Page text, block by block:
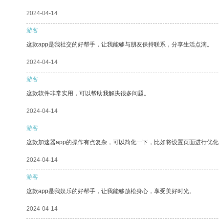
2024-04-14
游客
这款app是我社交的好帮手，让我能够与朋友保持联系，分享生活点滴。
2024-04-14
游客
这款软件非常实用，可以帮助我解决很多问题。
2024-04-14
游客
这款加速器app的操作有点复杂，可以简化一下，比如将设置页面进行优
2024-04-14
游客
这款app是我娱乐的好帮手，让我能够放松身心，享受美好时光。
2024-04-14